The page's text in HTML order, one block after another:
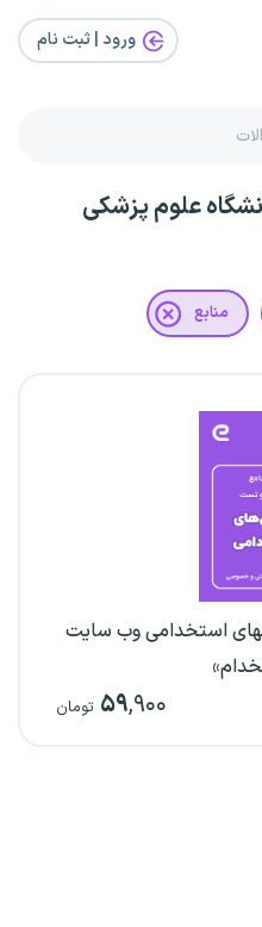
ورود | ثبت‌ نام
علوم پزشکی
منابع
استخدامی وب سایت
۵۹,۹۰۰ تومان